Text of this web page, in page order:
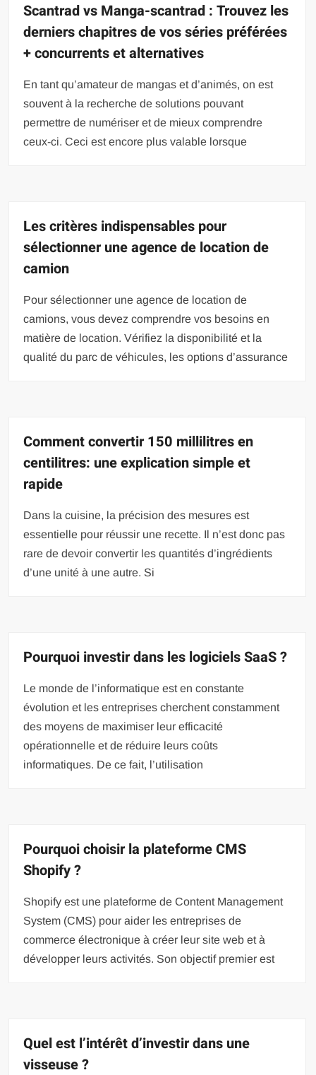
Scantrad vs Manga-scantrad : Trouvez les
derniers chapitres de vos séries préférées
+ concurrents et alternatives
En tant qu’amateur de mangas et d’animés, on est
souvent à la recherche de solutions pouvant
permettre de numériser et de mieux comprendre
ceux-ci. Ceci est encore plus valable lorsque
Les critères indispensables pour
sélectionner une agence de location de
camion
Pour sélectionner une agence de location de
camions, vous devez comprendre vos besoins en
matière de location. Vérifiez la disponibilité et la
qualité du parc de véhicules, les options d’assurance
Comment convertir 150 millilitres en
centilitres: une explication simple et
rapide
Dans la cuisine, la précision des mesures est
essentielle pour réussir une recette. Il n’est donc pas
rare de devoir convertir les quantités d’ingrédients
d’une unité à une autre. Si
Pourquoi investir dans les logiciels SaaS ?
Le monde de l’informatique est en constante
évolution et les entreprises cherchent constamment
des moyens de maximiser leur efficacité
opérationnelle et de réduire leurs coûts
informatiques. De ce fait, l’utilisation
Pourquoi choisir la plateforme CMS
Shopify ?
Shopify est une plateforme de Content Management
System (CMS) pour aider les entreprises de
commerce électronique à créer leur site web et à
développer leurs activités. Son objectif premier est
Quel est l’intérêt d’investir dans une
visseuse ?